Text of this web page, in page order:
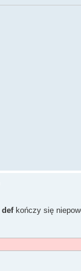
def kończy się